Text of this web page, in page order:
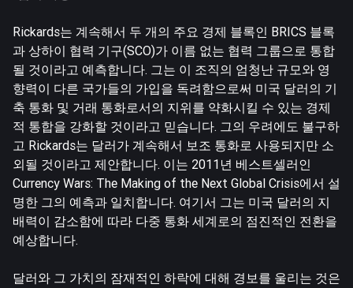
Rickards는 계속해서 두 개의 주요 경제 블록인 BRICS 블록
과 상하이 협력 기구(SCO)가 이름 없는 협력 그룹으로 통합
될 것이라고 예측합니다. 그는 이 조직의 엄청난 규모와 영
향력이 다른 국가들의 가입을 독려함으로써 미국 달러의 기
축 통화 및 거래 통화로서의 지위를 약화시킬 수 있는 경제
적 통합을 강화할 것이라고 믿습니다. 그의 우려에도 불구하
고 Rickards는 달러가 계속해서 보조 통화로 사용되지만 소
외될 것이라고 제안합니다. 이는 2011년 베스트셀러인
Currency Wars: The Making of the Next Global Crisis에서 설
명한 그의 예측과 일치합니다. 여기서 그는 미국 달러의 지
배력이 감소함에 따라 다중 통화 세계로의 점진적인 전환을
예상합니다.
달러와 그 가치의 잠재적인 하락에 대해 경보를 울리는 것은